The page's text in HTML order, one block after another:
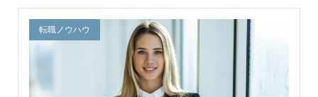
転職ノウハウ